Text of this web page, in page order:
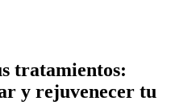
tratamientos:
y rejuvenecer tu